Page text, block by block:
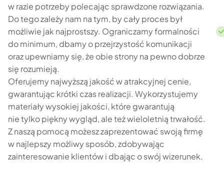
w razie potrzeby polecając sprawdzone rozwiązania.
Do tego zależy nam na tym, by cały proces był
możliwie jak najprostszy. Ograniczamy formalności
do minimum, dbamy o przejrzystość komunikacji
oraz upewniamy się, że obie strony na pewno dobrze
się rozumieją.
Oferujemy najwyższą jakość w atrakcyjnej cenie,
gwarantując krótki czas realizacji. Wykorzystujemy
materiały wysokiej jakości, które gwarantują
nie tylko piękny wygląd, ale też wieloletnią trwałość.
Z naszą pomocą możesz zaprezentować swoją firmę
w najlepszy możliwy sposób, zdobywając
zainteresowanie klientów i dbając o swój wizerunek.